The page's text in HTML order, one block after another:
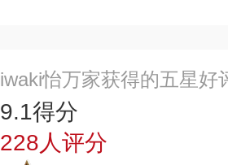
iwaki怡万家获得的五星好
9.1得分
228人评分